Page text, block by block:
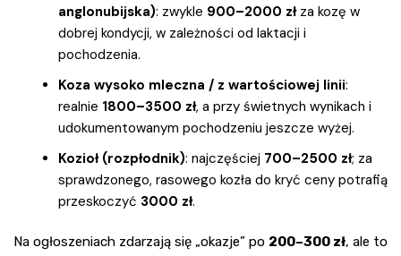
anglonubijska): zwykle 900–2000 złza kozę w
dobrej kondycji, w zależności od laktacji i
pochodzenia.
Koza wysoko mleczna / z wartościowej linii:
realnie 1800–3500 zł, a przy świetnych wynikach i
udokumentowanym pochodzeniu jeszcze wyżej.
Kozioł (rozpłodnik): najczęściej 700–2500 zł; za
sprawdzonego, rasowego kozła do kryć ceny potrafią
przeskoczyć 3000 zł.
Na ogłoszeniach zdarzają się „okazje” po 200–300 zł, ale to